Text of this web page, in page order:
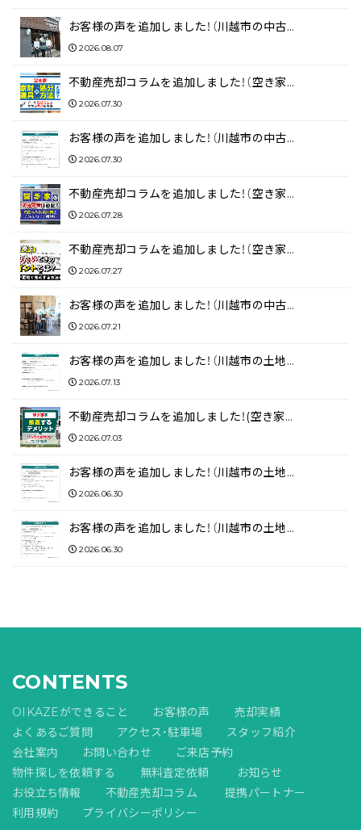
お客様の声を追加しました！（川越市の中古…
2026.08.07
不動産売却コラムを追加しました！（空き家…
2026.07.30
お客様の声を追加しました！（川越市の中古…
2026.07.30
不動産売却コラムを追加しました！（空き家…
2026.07.28
不動産売却コラムを追加しました！（空き家…
2026.07.27
お客様の声を追加しました！（川越市の中古…
2026.07.21
お客様の声を追加しました！（川越市の土地…
2026.07.13
不動産売却コラムを追加しました！(空き家…
2026.07.03
お客様の声を追加しました！（川越市の土地…
2026.06.30
お客様の声を追加しました！（川越市の土地…
2026.06.30
CONTENTS
OIKAZEができること お客様の声
売却実績
よくあるご質問
アクセス・駐車場
スタッフ紹介
会社案内
お問い合わせ
ご来店予約
物件探しを依頼する
無料査定依頼
お知らせ
お役立ち情報
不動産売却コラム
提携パートナー
利用規約
プライバシーポリシー